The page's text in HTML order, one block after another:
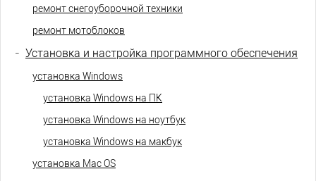
ремонт снегоуборочной техники
ремонт мотоблоков
- Установка и настройка программного обеспечения
установка Windows
установка Windows на ПК
установка Windows на ноутбук
установка Windows на макбук
установка Mac OS